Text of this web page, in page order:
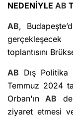
NEDENİYLE AB
AB,
toplantısını
AB Dış
Temmuz 2024
Orban'ınAB
ziyaret etmesi